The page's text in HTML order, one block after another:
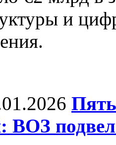
и
ВОЗ